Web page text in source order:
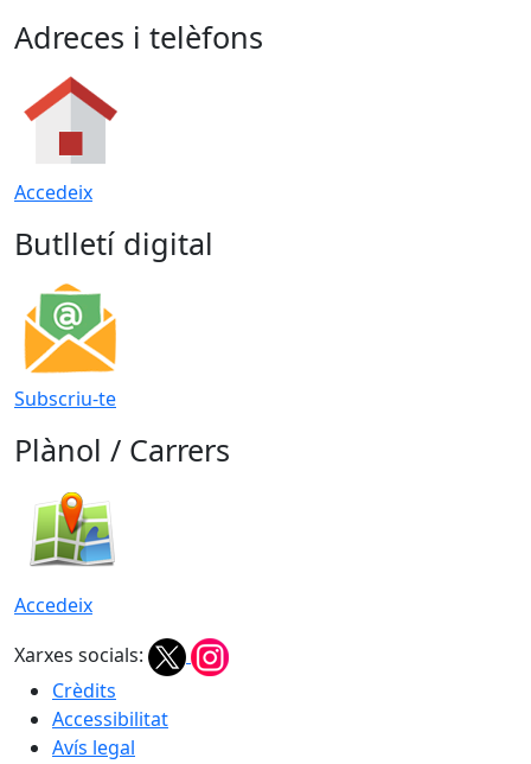
Adreces i telèfons
Accedeix
Butlletí digital
Subscriu-te
Plànol / Carrers
Accedeix
Xarxes socials:
Crèdits
Accessibilitat
Avís legal